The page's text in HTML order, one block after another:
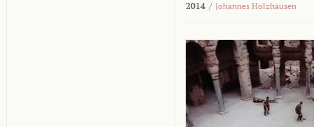
2014 / Johannes Holzhausen